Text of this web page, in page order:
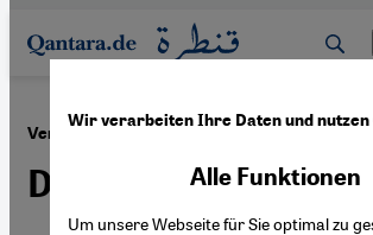
Direkt zum Inhalt springen
Verschwörungsängste in Syrien und Ägypten
Die Macht der
Wir verarbeiten Ihre Daten und nutzen
Alle Funktionen
Um unsere Webseite für Sie optimal zu